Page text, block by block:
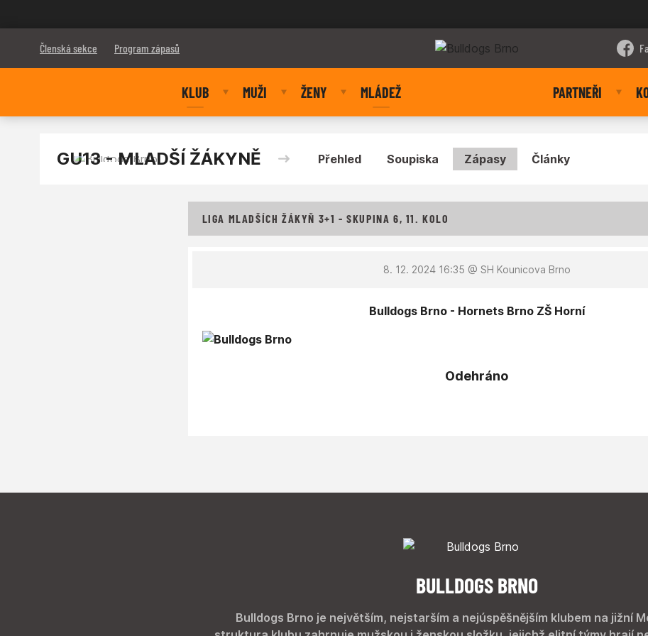
Členská sekce Program zápasů
KLUB MUŽI ŽENY MLÁDEŽ PARTNEŘI
GU13 - MLADŠÍ ŽÁKYNĚ Přehled Soupiska Zápasy Články
LIGA MLADŠÍCH ŽÁKYŇ 3+1 - SKUPINA 6, 11. KOLO
8. 12. 2024 16:35 @ SH Kounicova Brno
Bulldogs Brno - Hornets Brno ZŠ Horní
Odehráno
BULLDOGS BRNO
Bulldogs Brno je největším, nejstarším a nejúspěšnějším klubem na jižní